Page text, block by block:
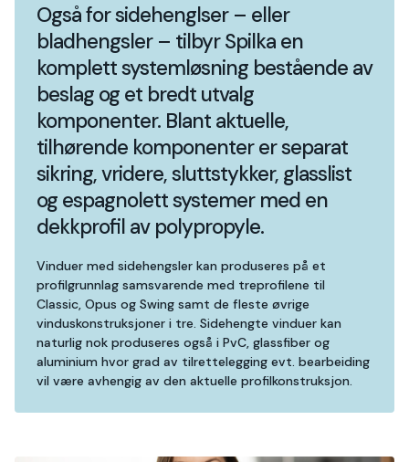
Også for sidehenglser – eller
bladhengsler – tilbyr Spilka en
komplett systemløsning bestående av
beslag og et bredt utvalg
komponenter. Blant aktuelle,
tilhørende komponenter er separat
sikring, vridere, sluttstykker, glasslist
og espagnolett systemer med en
dekkprofil av polypropyle.
Vinduer med sidehengsler kan produseres på et
profilgrunnlag samsvarende med treprofilene til
Classic, Opus og Swing samt de fleste øvrige
vinduskonstruksjoner i tre. Sidehengte vinduer kan
naturlig nok produseres også i PvC, glassfiber og
aluminium hvor grad av tilrettelegging evt. bearbeiding
vil være avhengig av den aktuelle profilkonstruksjon.